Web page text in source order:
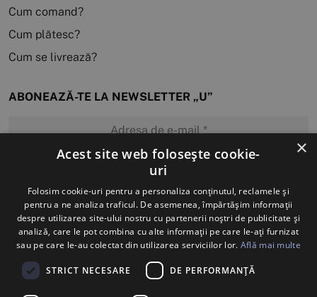
Cum comand?
Cum plătesc?
Cum se livrează?
ABONEAZĂ-TE LA NEWSLETTER „U”
MĂ ABONEZ
×
Acest site web folosește cookie-
uri
Folosim cookie-uri pentru a personaliza conținutul, reclamele și
pentru a ne analiza traficul. De asemenea, împărtășim informații
despre utilizarea site-ului nostru cu partenerii noștri de publicitate și
analiză, care le pot combina cu alte informații pe care le-ați furnizat
sau pe care le-au colectat din utilizarea serviciilor lor. Află mai multe
STRICT NECESARE DE PERFORMANȚĂ